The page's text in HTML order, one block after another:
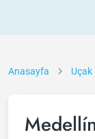
Anasayfa Uçak